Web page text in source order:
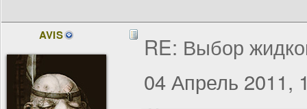
AVIS
RE: Выбор
04 Апрель 2011,